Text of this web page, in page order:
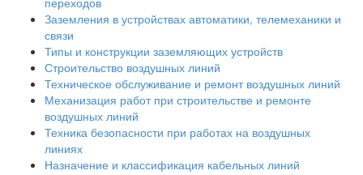
Заземления в устройствах автоматики, телемеханики и
связи
Типы и конструкции заземляющих устройств
Строительство воздушных линий
Техническое обслуживание и ремонт воздушных линий
Механизация работ при строительстве и ремонте
воздушных линий
Техника безопасности при работах на воздушных
линиях
Назначение и классификация кабельных линий